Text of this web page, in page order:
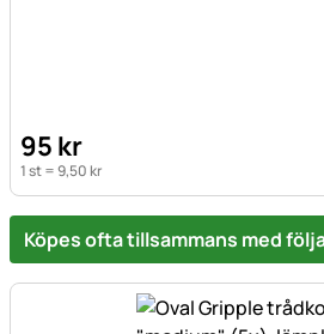
95 kr
1 st =9,50kr
Köpes ofta tillsammans med